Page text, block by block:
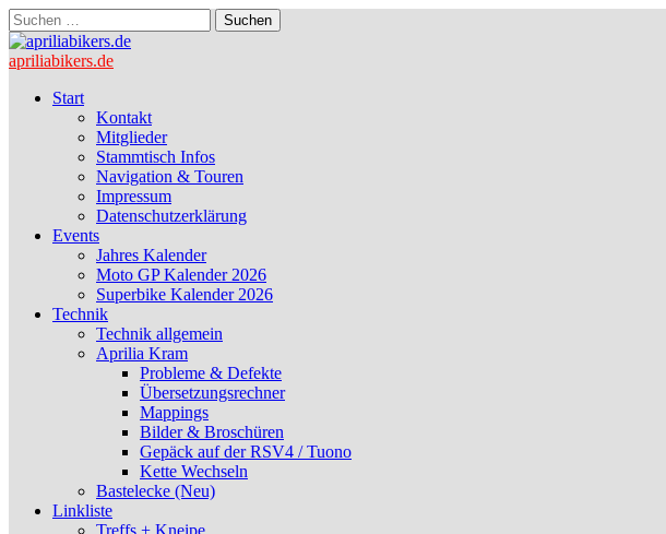
Suchen
nach:
apriliabikers.de
Main
Skip
Start
Kontakt
Mitglieder
Stammtisch Infos
Navigation & Touren
Impressum
Datenschutzerklärung
Events
Jahres Kalender
Moto GP Kalender 2026
Superbike Kalender 2026
Technik
Technik allgemein
Aprilia Kram
Probleme & Defekte
Übersetzungsrechner
Mappings
Bilder & Broschüren
Gepäck auf der RSV4 / Tuono
Kette Wechseln
Bastelecke (Neu)
Linkliste
Treffs + Kneipe